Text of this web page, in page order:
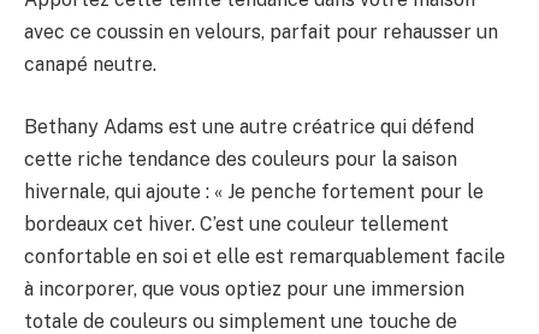
avec ce coussin en velours, parfait pour rehausser un
canapé neutre.
Bethany Adams est une autre créatrice qui défend
cette riche tendance des couleurs pour la saison
hivernale, qui ajoute : « Je penche fortement pour le
bordeaux cet hiver. C’est une couleur tellement
confortable en soi et elle est remarquablement facile
à incorporer, que vous optiez pour une immersion
totale de couleurs ou simplement une touche de